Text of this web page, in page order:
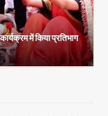
में किया प्रतिभाग